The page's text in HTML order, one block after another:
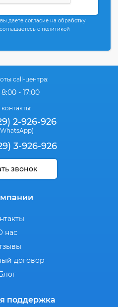
даете согласие на обработку
с политикой
call-центра:
- 17:00
2-926-926
WhatsApp)
3-926-926
звонок
нас
договор
поддержка